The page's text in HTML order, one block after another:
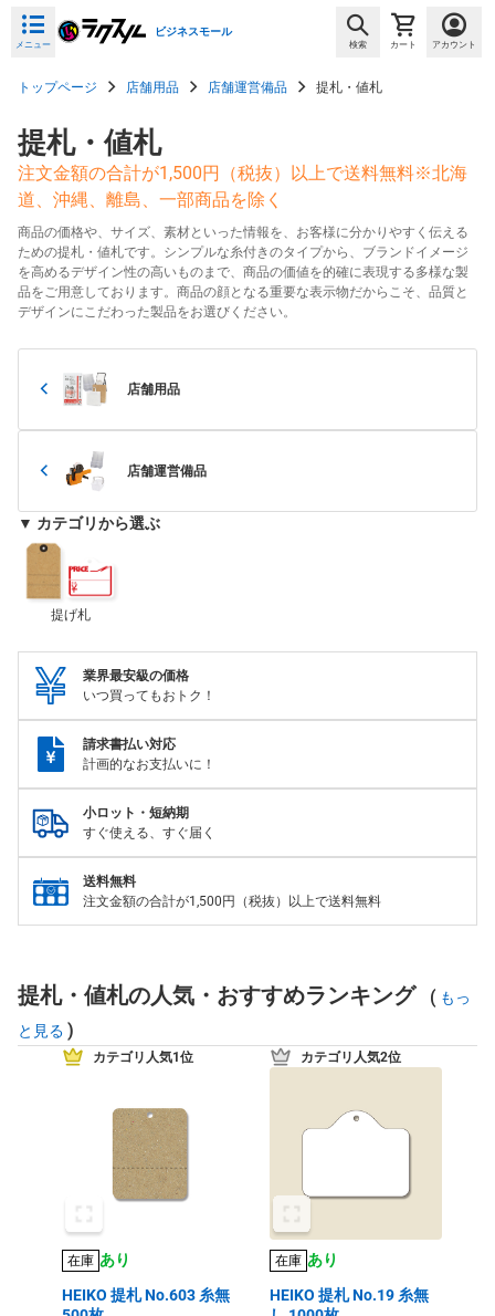
メニュー
ビジネスモール
検索 カート アカウント
トップページ 店舗用品 店舗運営備品 提札・値札
提札・値札
注文金額の合計が1,500円（税抜）以上で送料無料※北海
道、沖縄、離島、一部商品を除く
商品の価格や、サイズ、素材といった情報を、お客様に分かりやすく伝える
ための提札・値札です。シンプルな糸付きのタイプから、ブランドイメージ
を高めるデザイン性の高いものまで、商品の価値を的確に表現する多様な製
品をご用意しております。商品の顔となる重要な表示物だからこそ、品質と
デザインにこだわった製品をお選びください。
店舗用品
店舗運営備品
▼ カテゴリから選ぶ
提げ札
業界最安級の価格
いつ買ってもおトク！
請求書払い対応
計画的なお支払いに！
小ロット・短納期
すぐ使える、すぐ届く
送料無料
注文金額の合計が1,500円（税抜）以上で送料無料
提札・値札の人気・おすすめランキング ( もっ
と見る )
カテゴリ人気1位
在庫 あり
HEIKO 提札 No.603 糸無
カテゴリ人気2位
在庫 あり
HEIKO 提札 No.19 糸無